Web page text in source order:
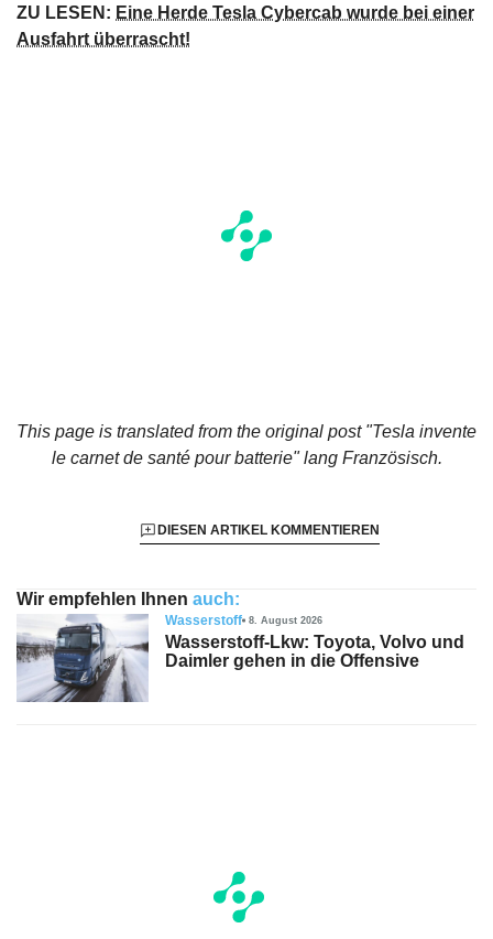
ZU LESEN: Eine Herde Tesla Cybercab wurde bei einer
Ausfahrt überrascht!
This page is translated from the original post "Tesla invente
le carnet de santé pour batterie"lang Französisch.
DIESEN ARTIKEL KOMMENTIEREN
Wir empfehlen Ihnen auch:
Wasserstoff 8. August 2026
Wasserstoff-Lkw: Toyota, Volvo und
Daimler gehen in die Offensive